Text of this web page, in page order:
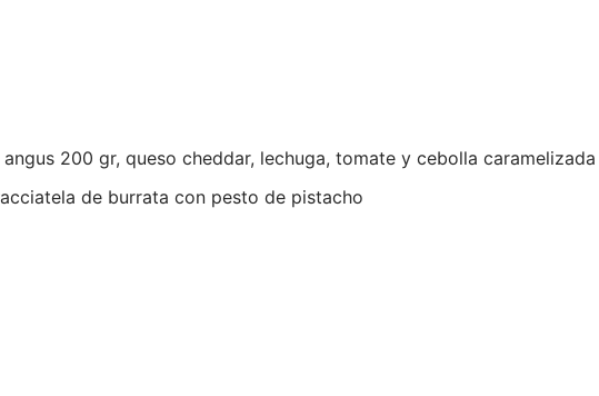
angus 200 gr, queso cheddar, lechuga, tomate y cebolla caramelizada
de burrata con pesto de pistacho